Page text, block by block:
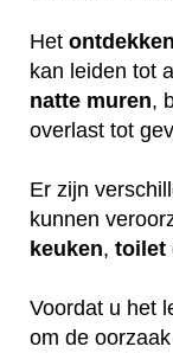
Het ontdekken
kan leiden tot
natte muren,
overlast tot
Er zijn
kunnen
keuken, toilet
Voordat u het
om de